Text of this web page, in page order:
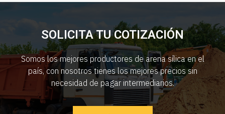
SOLICITA TU COTIZACIÓN
Somos los mejores productores de arena sílica en el
país, con nosotros tienes los mejores precios sin
necesidad de pagar intermediarios.